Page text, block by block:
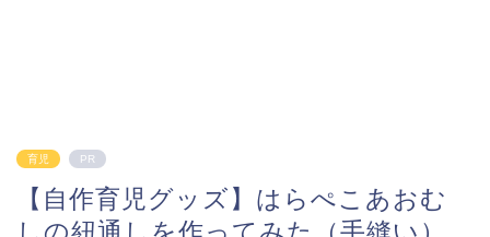
育児 PR
【自作育児グッズ】はらぺこあおむ